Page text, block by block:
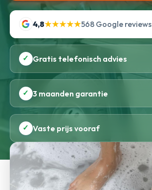
4,8★★★★★568 Google reviews
✓ Gratis telefonisch advies
✓ 3 maanden garantie
✓ Vaste prijs vooraf